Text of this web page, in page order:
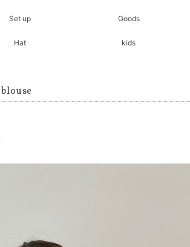
Set up Goods
Hat kids